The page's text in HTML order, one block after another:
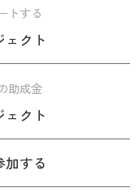
トする
クト
助成金
ェクト
する